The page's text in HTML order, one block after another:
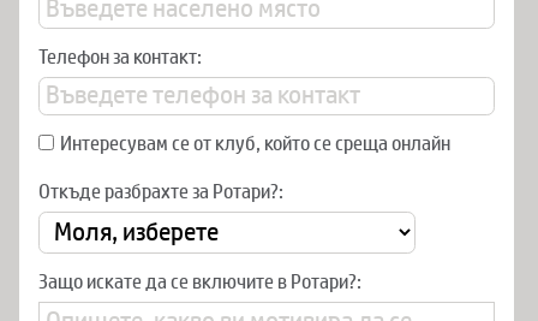
Телефон за контакт:
Интересувам се от клуб, който се среща онлайн
Откъде разбрахте за Ротари?:
Защо искате да се включите в Ротари?: